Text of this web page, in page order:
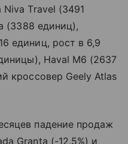
Travel (3491
(3388 единиц),
единиц, рост в 6,9
Haval M6 (2637
кроссовер Geely Atlas
падение продаж
Granta (-12,5%) и